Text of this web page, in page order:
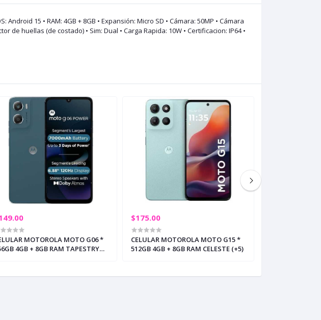
Android 15 • RAM: 4GB + 8GB • Expansión: Micro SD • Cámara: 50MP • Cámara
de huellas (de costado) • Sim: Dual • Carga Rapida: 10W • Certificacion: IP64 •
MOTOROLA MOTO G06 *
4GB + 8GB RAM TAPESTRY
$175.00
CELULAR MOTOROLA MOTO G15 *
512GB 4GB + 8GB RAM CELESTE (+5)